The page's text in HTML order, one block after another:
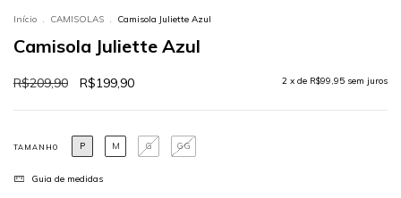
Início . CAMISOLAS . Camisola Juliette Azul
Camisola Juliette Azul
R$209,90 R$199,90 2 x de R$99,95 sem juros
TAMANHO P M G GG
Guia de medidas